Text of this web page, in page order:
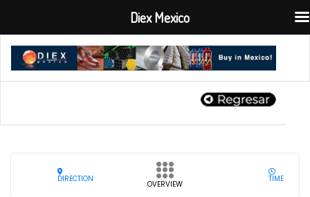
DIRECTION
OVERVIEW
TIME
Diex Mexico